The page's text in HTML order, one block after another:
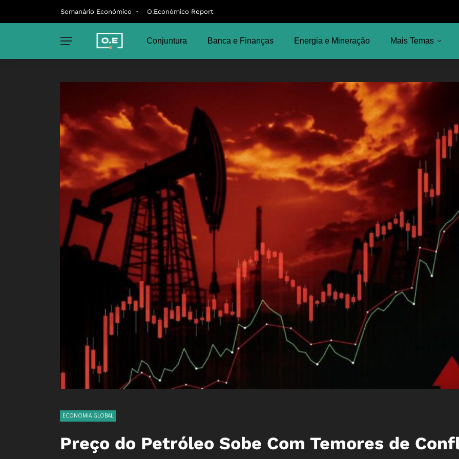
Semanário Económico O.Económico Report
Conjuntura Banca e Finanças Energia e Mineração Mais Temas
ECONOMIA GLOBAL
Preço do Petróleo Sobe Com Temores de